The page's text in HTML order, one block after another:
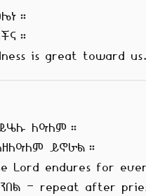
is great toward
ለዓለም።
ይኖራል።
Lord endures for